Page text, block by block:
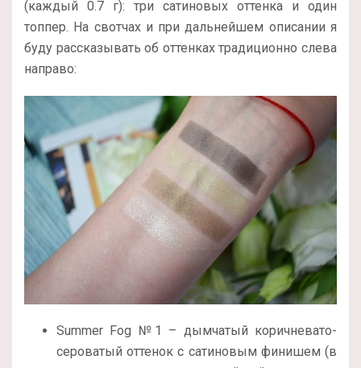
(каждый 0.7 г): три сатиновых оттенка и один
топпер. На свотчах и при дальнейшем описании я
буду рассказывать об оттенках традиционно слева
направо:
Summer Fog №1 – дымчатый коричневато-
сероватый оттенок с сатиновым финишем (в